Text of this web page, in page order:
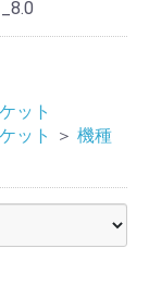
ット
ット ＞ 機種